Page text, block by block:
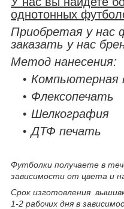
однотонных
Приобретая у
заказать у нас
Метод нанесения:
Компьютерная
Флексопечать
Шелкография
ДТФ печать
Футболки получаете в
зависимости от цвета и
Срок изготовления
1-2 рабочих дня в